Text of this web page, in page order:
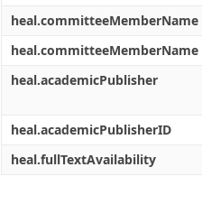
heal.committeeMemberName
heal.committeeMemberName
heal.academicPublisher
heal.academicPublisherID
heal.fullTextAvailability